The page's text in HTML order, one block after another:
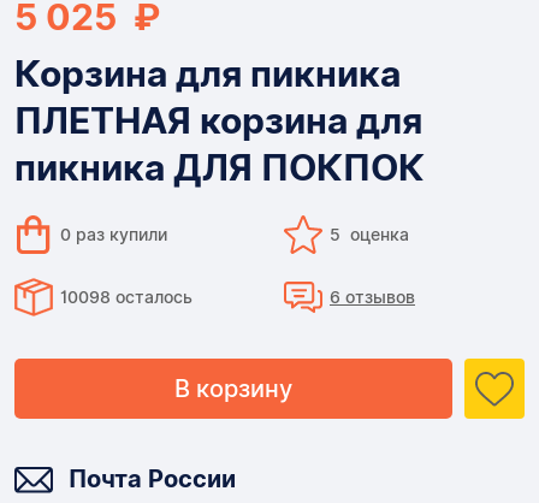
5 025 ₽
Корзина для пикника
ПЛЕТНАЯ корзина для
пикника ДЛЯ ПОКПОК
0 раз купили 5 оценка
10098 осталось 6 отзывов
В корзину
Почта России